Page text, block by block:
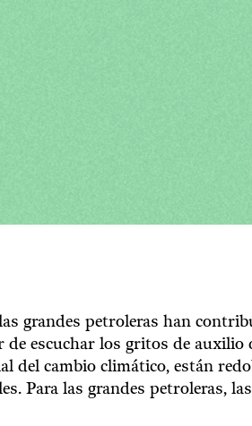
grandes petroleras han
de escuchar los gritos de auxilio
del cambio climático, están
Para las grandes petroleras,